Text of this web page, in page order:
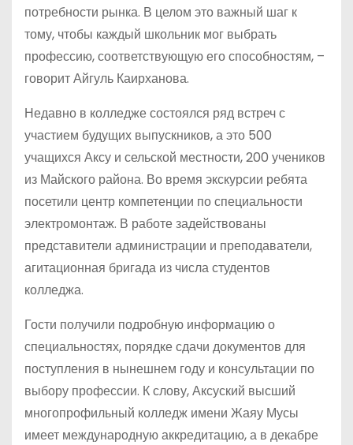
потребности рынка. В целом это важный шаг к
тому, чтобы каждый школьник мог выбрать
профессию, соответствующую его способностям, –
говорит Айгуль Каирханова.
Недавно в колледже состоялся ряд встреч с
участием будущих выпускников, а это 500
учащихся Аксу и сельской местности, 200 учеников
из Майского района. Во время экскурсии ребята
посетили центр компетенции по специальности
электромонтаж. В работе задействованы
представители администрации и преподаватели,
агитационная бригада из числа студентов
колледжа.
Гости получили подробную информацию о
специальностях, порядке сдачи документов для
поступления в нынешнем году и консультации по
выбору профессии. К слову, Аксуский высший
многопрофильный колледж имени Жаяу Мусы
имеет международную аккредитацию, а в декабре